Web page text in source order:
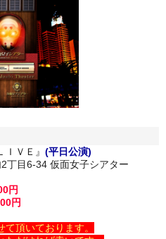
ＶＥ』 (平日公演)
丁目6-34 仮面女子シアター
円
円
頂いております。